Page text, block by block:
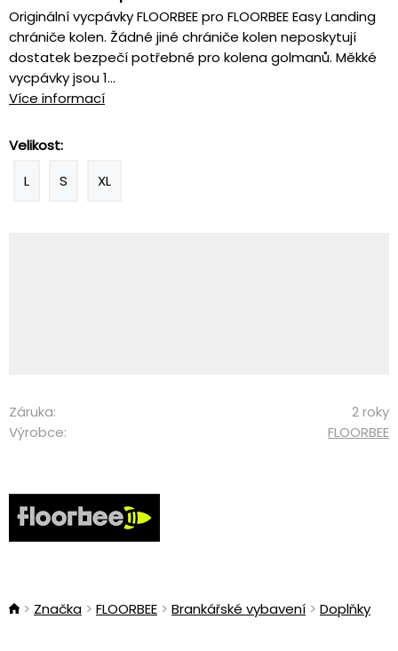
Originální vycpávky FLOORBEE pro FLOORBEE Easy Landing
chrániče kolen. Žádné jiné chrániče kolen neposkytují
dostatek bezpečí potřebné pro kolena golmanů. Měkké
vycpávky jsou 1...
Více informací
Velikost:
L
S XL
Záruka:
2 roky
Výrobce:
FLOORBEE
Značka FLOORBEE Brankářské vybavení Doplňky